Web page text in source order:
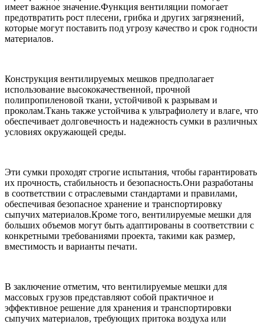
имеет важное значение.Функция вентиляции помогает
предотвратить рост плесени, грибка и других загрязнений,
которые могут поставить под угрозу качество и срок годности
материалов.
Конструкция вентилируемых мешков предполагает
использование высококачественной, прочной
полипропиленовой ткани, устойчивой к разрывам и
проколам.Ткань также устойчива к ультрафиолету и влаге, что
обеспечивает долговечность и надежность сумки в различных
условиях окружающей среды.
Эти сумки проходят строгие испытания, чтобы гарантировать
их прочность, стабильность и безопасность.Они разработаны
в соответствии с отраслевыми стандартами и правилами,
обеспечивая безопасное хранение и транспортировку
сыпучих материалов.Кроме того, вентилируемые мешки для
больших объемов могут быть адаптированы в соответствии с
конкретными требованиями проекта, такими как размер,
вместимость и варианты печати.
В заключение отметим, что вентилируемые мешки для
массовых грузов представляют собой практичное и
эффективное решение для хранения и транспортировки
сыпучих материалов, требующих притока воздуха или